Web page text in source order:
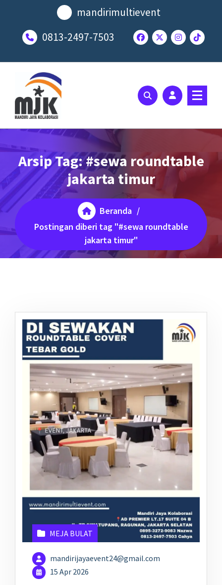
mandirimultievent
0813-2497-7503
Arsip Tag: #sewa roundtable
jakarta timur
Beranda /
Postingan diberi tag "#sewa roundtable
jakarta timur"
MEJA BULAT
mandirijayaevent24@gmail.com
15 Apr 2026